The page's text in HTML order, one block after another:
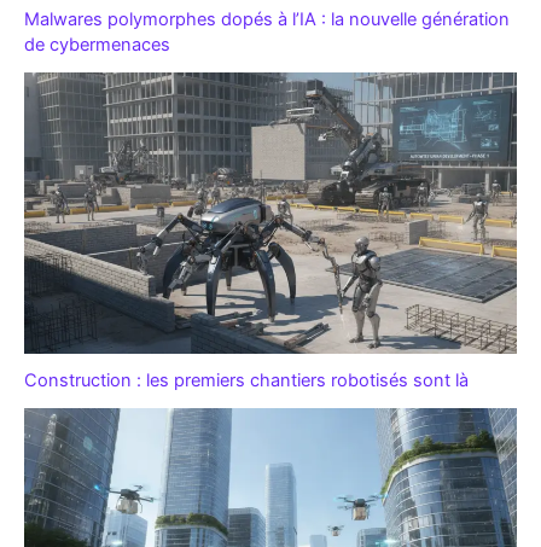
Malwares polymorphes dopés à l’IA : la nouvelle génération
de cybermenaces
Construction : les premiers chantiers robotisés sont là